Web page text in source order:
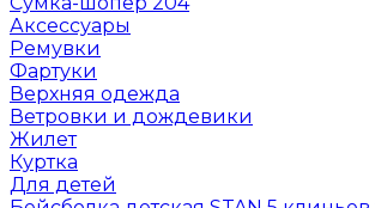
Аксессуары
Ремувки
Фартуки
Верхняя одежда
Ветровки и дождевики
Жилет
Куртка
Для детей